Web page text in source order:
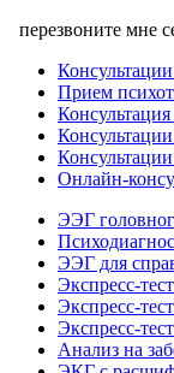
перезвоните мне
Прием
Онлайн-
ЭЭГ
ЭЭГ для
Экспресс-
Экспресс-
Экспресс-
Анализ на